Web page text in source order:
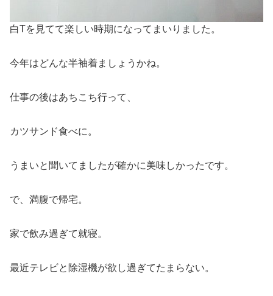
白Tを見てて楽しい時期になってまいりました。
今年はどんな半袖着ましょうかね。
仕事の後はあちこち行って、
カツサンド食べに。
うまいと聞いてましたが確かに美味しかったです。
で、満腹で帰宅。
家で飲み過ぎて就寝。
最近テレビと除湿機が欲し過ぎてたまらない。